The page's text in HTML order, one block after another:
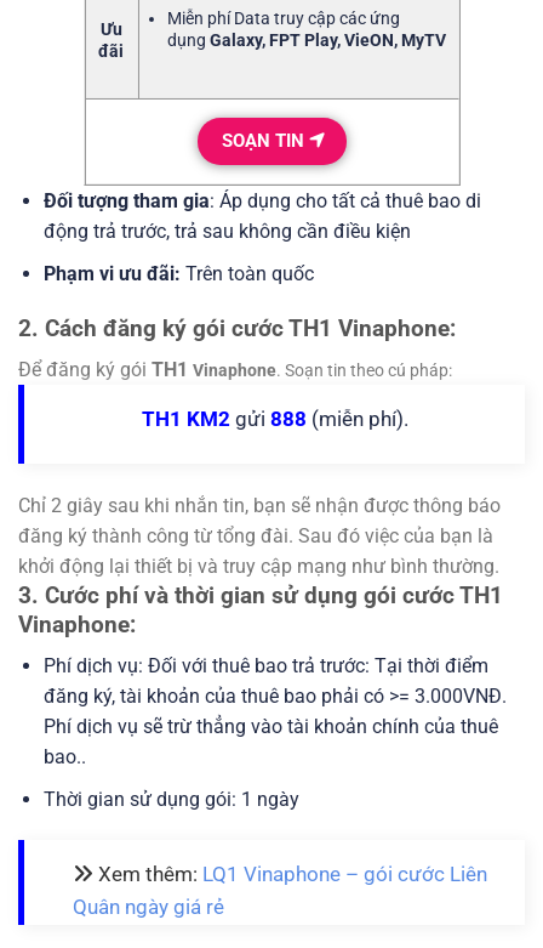
Ưu
đãi
Miễn phí Data truy cập các ứng
dụngGalaxy, FPT Play, VieON, MyTV
SOẠN TIN
Đối tượng tham gia: Áp dụng cho tất cả thuê bao di
động trả trước, trả sau không cần điều kiện
Phạm vi ưu đãi: Trên toàn quốc
2. Cách đăng ký gói cước TH1 Vinaphone:
Để đăng ký gói TH1 Vinaphone. Soạn tin theo cú pháp:
TH1 KM2 gửi 888 (miễn phí).
Chỉ 2 giây sau khi nhắn tin, bạn sẽ nhận được thông báo
đăng ký thành công từ tổng đài. Sau đó việc của bạn là
khởi động lại thiết bị và truy cập mạng như bình thường.
3. Cước phí và thời gian sử dụng gói cước TH1
Vinaphone:
Phí dịch vụ: Đối với thuê bao trả trước: Tại thời điểm
đăng ký, tài khoản của thuê bao phải có >= 3.000VNĐ.
Phí dịch vụ sẽ trừ thẳng vào tài khoản chính của thuê
bao..
Thời gian sử dụng gói: 1 ngày
Xem thêm: LQ1 Vinaphone – gói cước Liên
Quân ngày giá rẻ